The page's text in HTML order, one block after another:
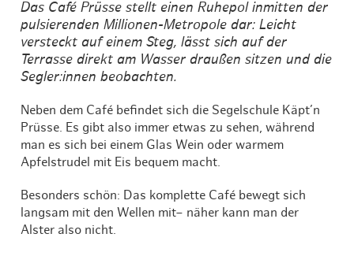
Das Café Prüsse stellt einen Ruhepol inmitten der
pulsierenden Millionen-Metropole dar: Leicht
versteckt auf einem Steg, lässt sich auf der
Terrasse direkt am Wasser draußen sitzen und die
Segler:innen beobachten.
Neben dem Café befindet sich die Segelschule Käpt’n
Prüsse. Es gibt also immer etwas zu sehen, während
man es sich bei einem Glas Wein oder warmem
Apfelstrudel mit Eis bequem macht.
Besonders schön: Das komplette Café bewegt sich
langsam mit den Wellen mit– näher kann man der
Alster also nicht.